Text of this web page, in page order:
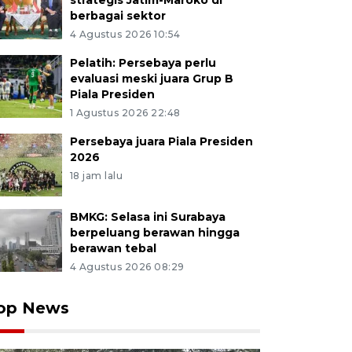
berbagai sektor
4 Agustus 2026 10:54
Pelatih: Persebaya perlu
evaluasi meski juara Grup B
Piala Presiden
1 Agustus 2026 22:48
Persebaya juara Piala Presiden
2026
18 jam lalu
BMKG: Selasa ini Surabaya
berpeluang berawan hingga
berawan tebal
4 Agustus 2026 08:29
News